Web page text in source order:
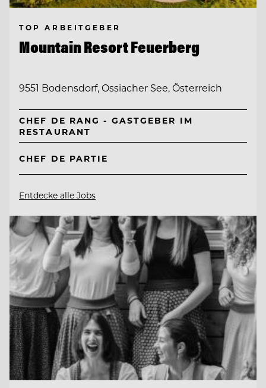
TOP ARBEITGEBER
Mountain Resort Feuerberg
9551 Bodensdorf, Ossiacher See, Österreich
CHEF DE RANG - GASTGEBER IM
RESTAURANT
CHEF DE PARTIE
Entdecke alle Jobs